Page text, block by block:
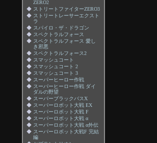
ZERO2
◆ ストリートファイターZERO3
◆ ストリートレーサーエクスト
ラ
◆ スパイロ・ザ・ドラゴン
◆ スペクトラルフォース
◆ スペクトラルフォース 愛し
き邪悪
◆ スペクトラルフォース2
◆ スマッシュコート
◆ スマッシュコート 2
◆ スマッシュコート 3
◆ スーパーヒーロー作戦
◆ スーパーヒーロー作戦 ダイ
ダルの野望
◆ スーパーブラックバスX
◆ スーパーロボット大戦 EX
◆ スーパーロボット大戦 F
◆ スーパーロボット大戦 α
◆ スーパーロボット大戦 α外伝
◆ スーパーロボット大戦F 完結
編